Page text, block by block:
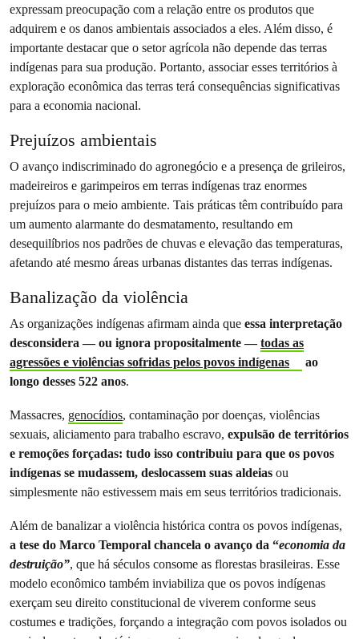
expressam preocupação com a relação entre os produtos que
adquirem e os danos ambientais associados a eles. Além disso, é
importante destacar que o setor agrícola não depende das terras
indígenas para sua produção. Portanto, associar esses territórios à
exploração econômica das terras terá consequências significativas
para a economia nacional.
Prejuízos ambientais
O avanço indiscriminado do agronegócio e a presença de grileiros,
madeireiros e garimpeiros em terras indígenas traz enormes
prejuízos para o meio ambiente. Tais práticas têm contribuído para
um aumento alarmante do desmatamento, resultando em
desequilíbrios nos padrões de chuvas e elevação das temperaturas,
afetando até mesmo áreas urbanas distantes das terras indígenas.
Banalização da violência
As organizações indígenas afirmam ainda que essa interpretação
desconsidera — ou ignora propositalmente —todas as
agressões e violências sofridas pelos povos indígenas
ao
longo desses 522 anos.
Massacres, genocídios, contaminação por doenças, violências
sexuais, aliciamento para trabalho escravo, expulsão de territórios
e remoções forçadas: tudo isso contribuiu para que os povos
indígenas se mudassem, deslocassem suas aldeias ou
simplesmente não estivessem mais em seus territórios tradicionais.
Além de banalizar a violência histórica contra os povos indígenas,
a tese do Marco Temporal chancela o avanço da “economia da
destruição”, que há séculos consome as florestas brasileiras. Esse
modelo econômico também inviabiliza que os povos indígenas
exerçam seu direito constitucional de viverem conforme seus
costumes e tradições, forçando a integração com povos isolados ou